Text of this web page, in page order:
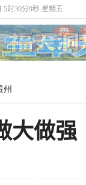
5时30分10秒 星期五
州
大做强